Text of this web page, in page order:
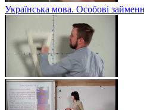
Українська мова. Особові